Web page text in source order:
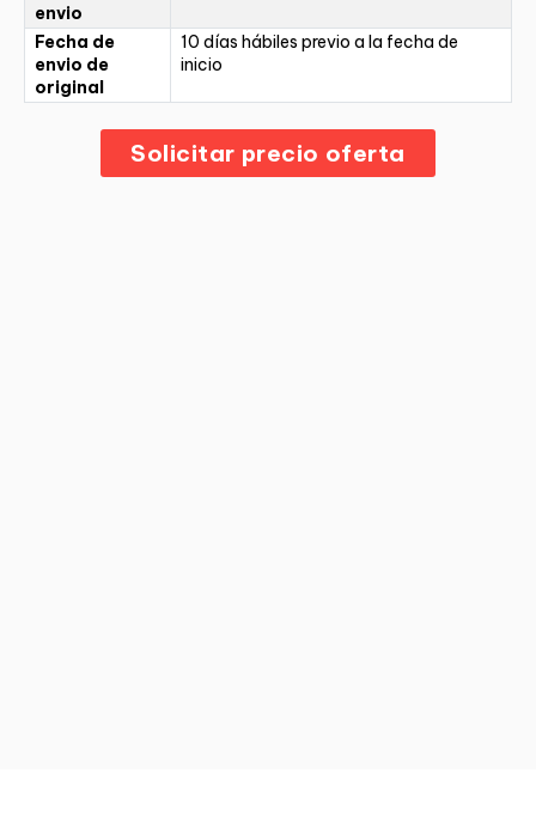
envio
Fecha de
envio de
original
10 días hábiles previo a la fecha de
inicio
Solicitar precio oferta